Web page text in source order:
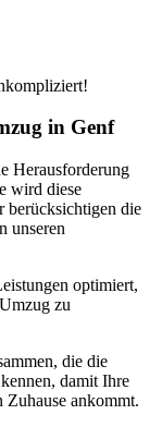
in Genf
Herausforderung
wird diese
berücksichtigen die
unseren
optimiert,
zu
die die
damit Ihre
ankommt.